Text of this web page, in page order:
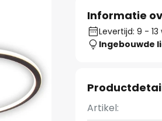
Informatie
Levertijd: 9 -
Ingebouwde
Artikel: